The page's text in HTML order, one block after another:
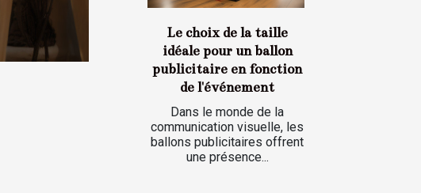
Le choix de la taille
idéale pour un ballon
publicitaire en fonction
de l'événement
Dans le monde de la
communication visuelle, les
ballons publicitaires offrent
une présence...